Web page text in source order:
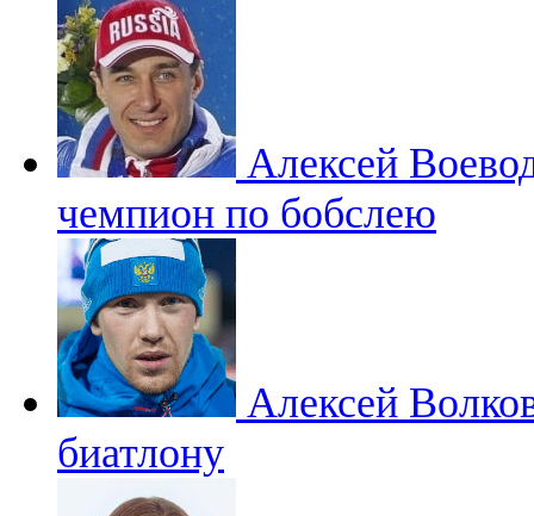
Алексей
чемпион по бобслею
Алексей
биатлону